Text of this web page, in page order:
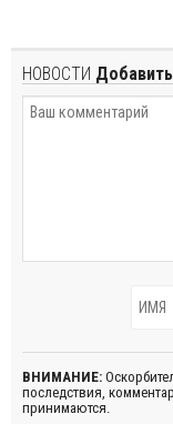
НОВОСТИ
ВНИМАНИЕ:
последствия,
принимаются.